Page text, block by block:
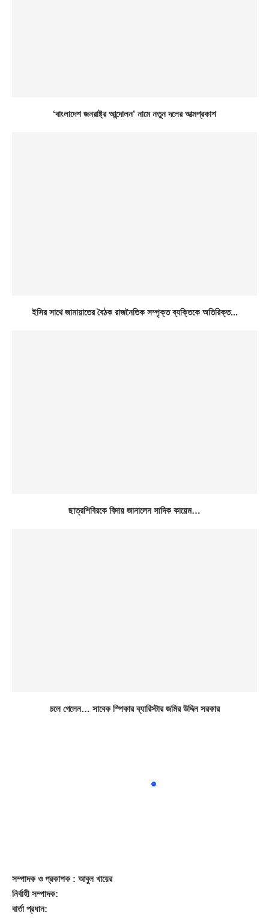
‘বাংলাদেশ জনরাষ্ট্র আন্দোলন’ নামে নতুন দলের আত্মপ্রকাশ
ইসির সাথে জামায়াতের বৈঠক রাজনৈতিক সম্পৃক্ত ব্যক্তিকে অতিরিক্ত...
ছাত্রশিবিরকে বিদায় জানালেন সাদিক কায়েম…
চলে গেলেন… সাবেক স্পিকার ব্যারিস্টার জমির উদ্দিন সরকার
সম্পাদকও প্রকাশক : আবুল খায়ের
নির্বাহী সম্পাদক:
বার্তা প্রধান: